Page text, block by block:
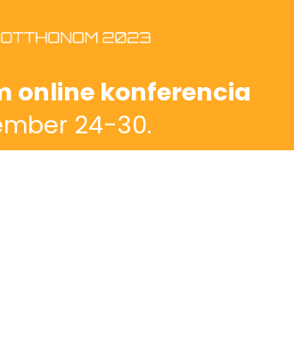
online konferencia
24-30.